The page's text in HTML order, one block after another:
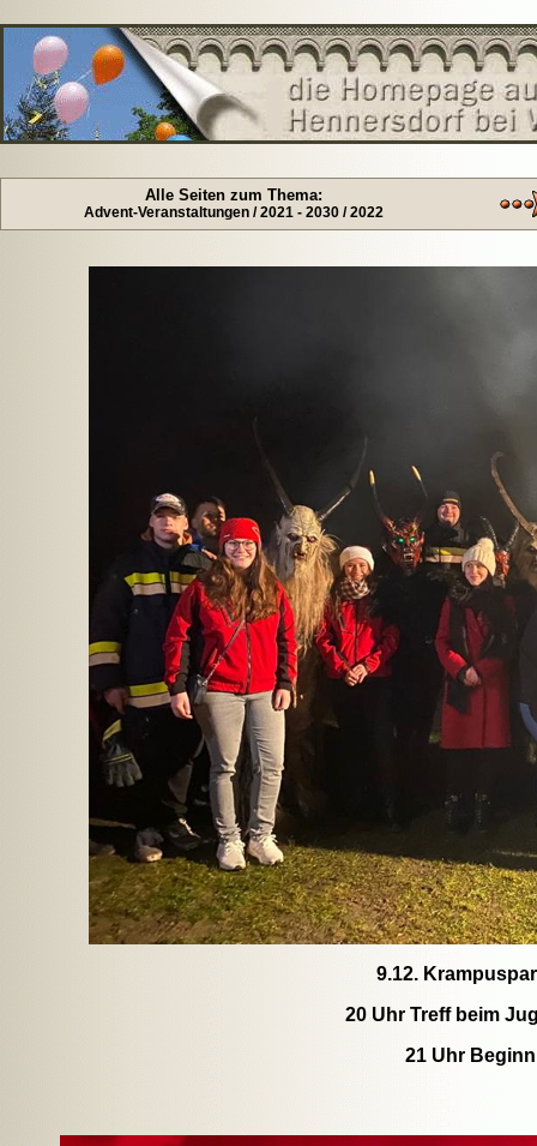
Alle Seiten zum Thema:
Advent-Veranstaltungen / 2021 - 2030 / 2022
9.12.
20 Uhr Treff beim
21 Uhr